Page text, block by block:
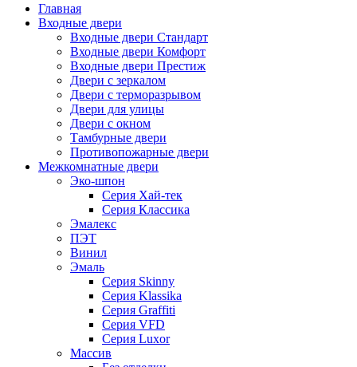
Главная
Входные двери
Входные двери Стандарт
Входные двери Комфорт
Входные двери Престиж
Двери с зеркалом
Двери с терморазрывом
Двери для улицы
Двери с окном
Тамбурные двери
Противопожарные двери
Межкомнатные двери
Эко-шпон
Серия Хай-тек
Серия Классика
Эмалекс
ПЭТ
Винил
Эмаль
Серия Skinny
Серия Klassika
Серия Graffiti
Серия VFD
Серия Luxor
Массив